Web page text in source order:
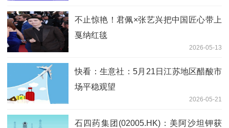
不止惊艳！君佩×张艺兴把中国匠心带上
戛纳红毯
2026-05-13
快看：生意社：5月21日江苏地区醋酸市
场平稳观望
2026-05-21
石四药集团(02005.HK)：美阿沙坦钾获